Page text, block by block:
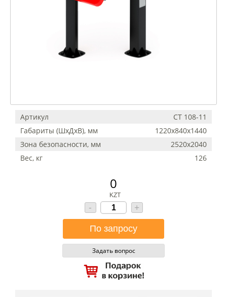
Артикул
СТ 108-11
Габариты (ШхДхВ), мм
1220х840х1440
Зона безопасности, мм
2520х2040
Вес, кг
126
0
KZT
- +
Задать вопрос